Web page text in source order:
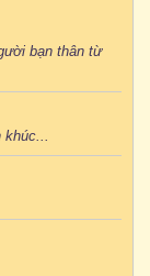
bạn thân từ
khúc...